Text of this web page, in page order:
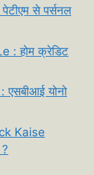
से पर्सनल
: होम क्रेडिट
योनो
Kaise